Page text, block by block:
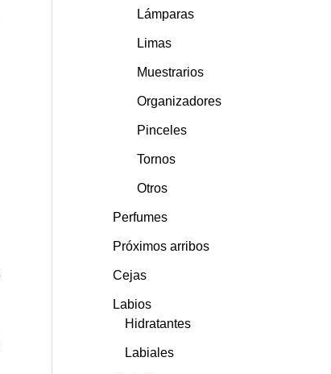
Lámparas
Limas
Muestrarios
Organizadores
Pinceles
Tornos
Otros
Perfumes
Próximos arribos
Cejas
Labios
Hidratantes
Labiales